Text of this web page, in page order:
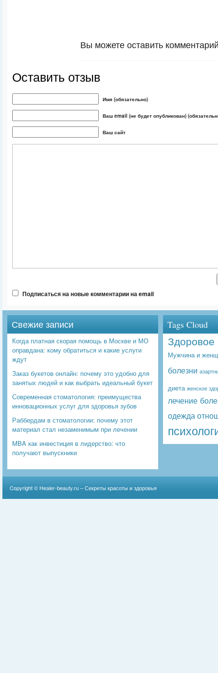
Вы можете оставить
Оставить отзыв
Имя (обязательно)
Ваш email (не будет опубликован)
Ваш сайт
Подписаться на новые комментарии на email
Свежие записи
Когда платная скорая помощь в Москве и МО
оправдана: кому обратиться и какие услуги
ждут
Заказ букетов онлайн: почему это удобно для
занятых людей и как выбрать идеальный букет
Современная стоматология: преимущества
инновационных услуг для здоровья зубов
Раббердам в стоматологии: почему этот
материал стал незаменимым при лечении
MBA как инвестиция в лидерство: что
получают выпускники
Tags Cloud
Здоровое
Мужчина и
болезни
диета женское
лечение
одежда
Copyright © Healer-beauty.ru – Секреты красоты и здоровья